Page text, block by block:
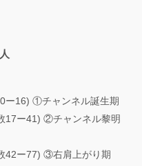
ー16) ①チャンネル誕生期
17ー41) ②チャンネル黎明
42ー77) ③右肩上がり期